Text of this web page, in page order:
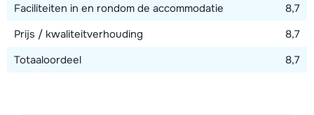
Faciliteiten in en rondom de accommodatie
8,7
Prijs / kwaliteitverhouding
8,7
Totaaloordeel
8,7